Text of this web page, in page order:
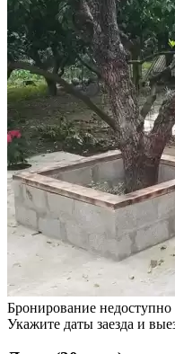
Бронирование недоступно
Укажите даты заезда и